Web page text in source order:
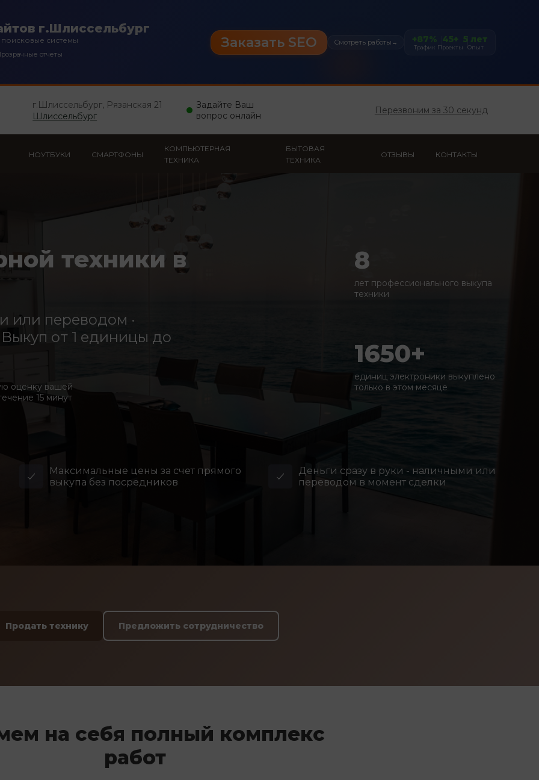
г.Шлиссельбург
системы
отчеты
Заказать SEO Смотреть работы → +87%
Трафик
45+
Проекты
5 лет
Опыт
г.Шлиссельбург, Рязанская 21
Шлиссельбург
Задайте Ваш
вопрос онлайн
Перезвоним за 30 секунд
НОУТБУКИ СМАРТФОНЫ
КОМПЬЮТЕРНАЯ
ТЕХНИКА
БЫТОВАЯ
ТЕХНИКА
ОТЗЫВЫ КОНТАКТЫ
техники в
или переводом ·
от 1 единицы до
оценку вашей
15 минут
8
лет профессионального выкупа
техники
1650+
единиц электроники выкуплено
только в этом месяце
Максимальные цены за счет прямого
выкупа без посредников
Деньги сразу в руки - наличными или
переводом в момент сделки
Продать технику Предложить сотрудничество
на себя полный комплекс
работ